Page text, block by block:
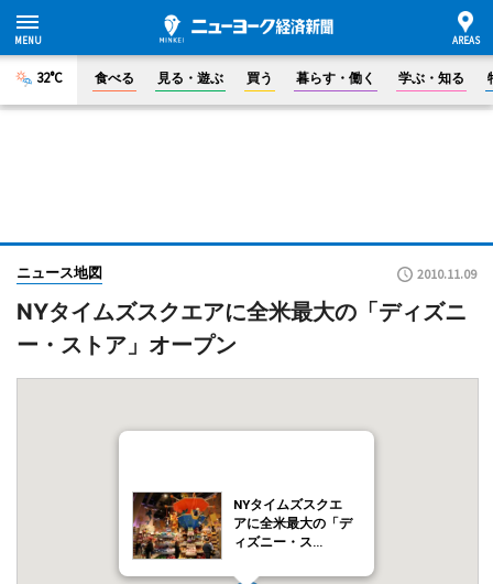
32°C 食べる 見る・遊ぶ 買う 暮らす・働く 学ぶ・知る
ニュース地図 2010.11.09
NYタイムズスクエアに全米最大の「ディズニ
ー・ストア」オープン
NYタイムズスクエ
アに全米最大の「デ
ィズニー・ス…